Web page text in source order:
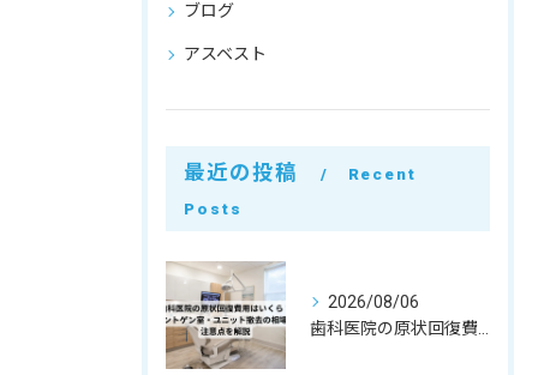
ブログ
アスベスト
最近の投稿
Recent
Posts
2026/08/06